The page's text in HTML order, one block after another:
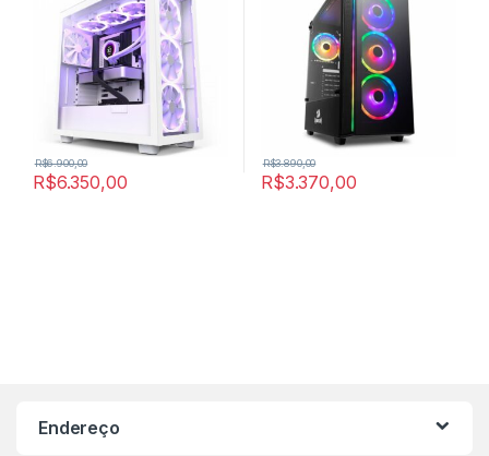
R$6.350,00
R$6.900,00
R$3.370,00
R$3.890,00
Endereço